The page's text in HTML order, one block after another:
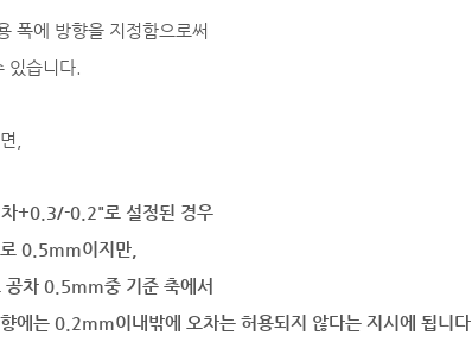
폭에 방향을 지정함으로써
있습니다.
,
+0.3/-0.2"로 설정된 경우
0.5mm이지만,
차 0.5mm중 기준 축에서
에는 0.2mm이내밖에 오차는 허용되지 않다는 지시에 됩니다.